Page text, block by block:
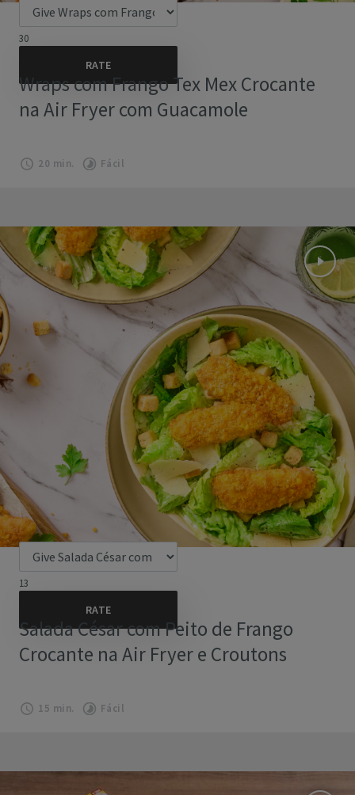
30
Wraps com Frango Tex Mex Crocante
na Air Fryer com Guacamole
20 min. Fácil
13
Salada César com Peito de Frango
Crocante na Air Fryer e Croutons
15 min. Fácil